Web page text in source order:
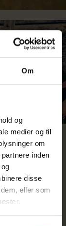
Om
og
medier og til
om
inden
disse
eller som
Vanlife &
rene,
siden 2021,
bedre og